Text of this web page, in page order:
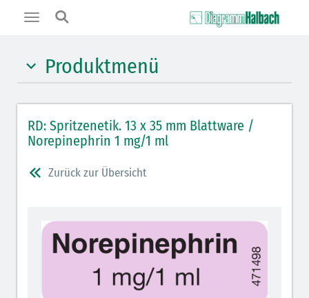
Toggle
Produktmenü
Benzodiazepine (orange)
Benzodiazepin-Antagonisten (orange schraffiert)
Muskelrelaxantien (rot weißer Kopfbalken)
Opiate/Opioide (hellblau)
Opioid-Antagonisten (hellblau schraffiert)
Lokalanästhetika (grau)
RD: Spritzenetik. 13 x 35 mm Blattware /
Norepinephrin 1 mg/1 ml
Zurück zur Übersicht